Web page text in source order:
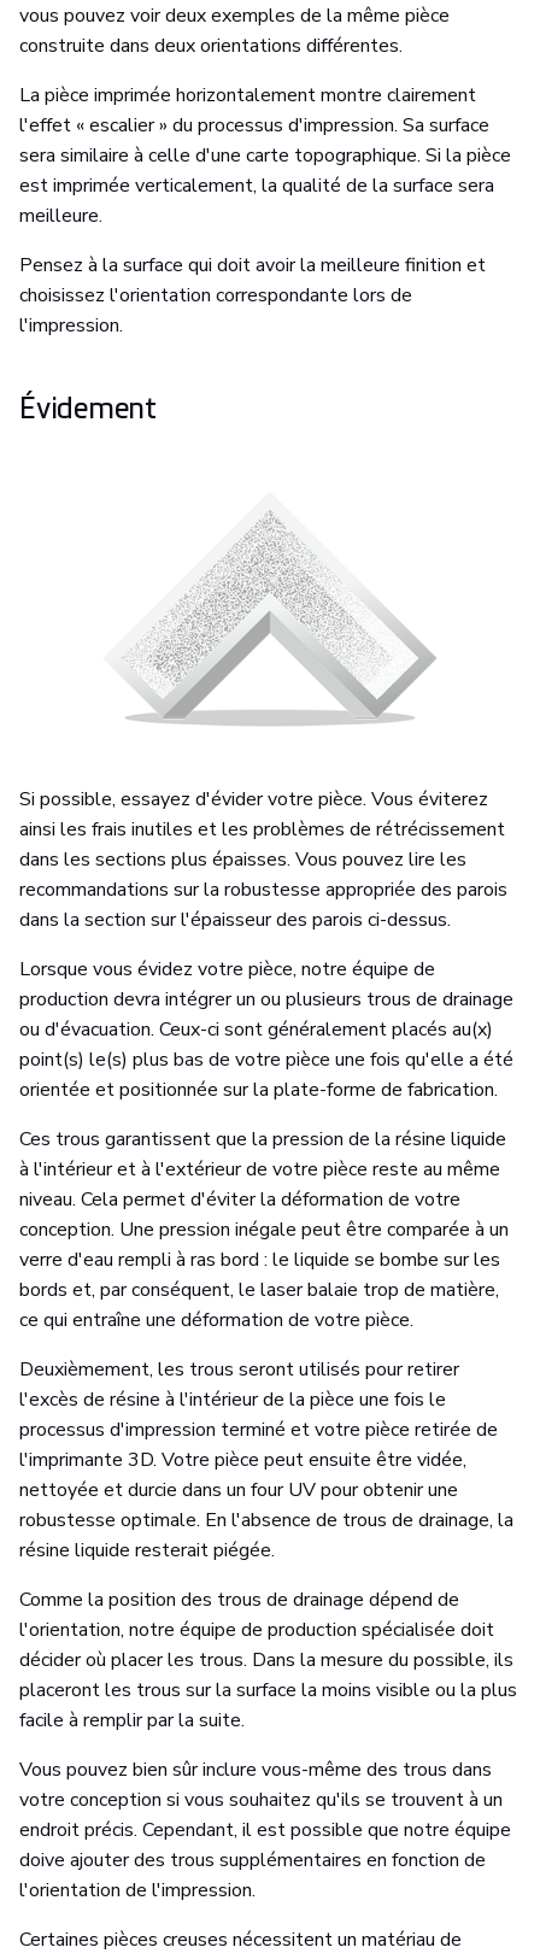
vous pouvez voir deux exemples de la même pièce
construite dans deux orientations différentes.
La pièce imprimée horizontalement montre clairement
l'effet « escalier » du processus d'impression. Sa surface
sera similaire à celle d'une carte topographique. Si la pièce
est imprimée verticalement, la qualité de la surface sera
meilleure.
Pensez à la surface qui doit avoir la meilleure finition et
choisissez l'orientation correspondante lors de
l'impression.
Évidement
Si possible, essayez d'évider votre pièce. Vous éviterez
ainsi les frais inutiles et les problèmes de rétrécissement
dans les sections plus épaisses. Vous pouvez lire les
recommandations sur la robustesse appropriée des parois
dans la section sur l'épaisseur des parois ci-dessus.
Lorsque vous évidez votre pièce, notre équipe de
production devra intégrer un ou plusieurs trous de drainage
ou d'évacuation. Ceux-ci sont généralement placés au(x)
point(s) le(s) plus bas de votre pièce une fois qu'elle a été
orientée et positionnée sur la plate-forme de fabrication.
Ces trous garantissent que la pression de la résine liquide
à l'intérieur et à l'extérieur de votre pièce reste au même
niveau. Cela permet d'éviter la déformation de votre
conception. Une pression inégale peut être comparée à un
verre d'eau rempli à ras bord : le liquide se bombe sur les
bords et, par conséquent, le laser balaie trop de matière,
ce qui entraîne une déformation de votre pièce.
Deuxièmement, les trous seront utilisés pour retirer
l'excès de résine à l'intérieur de la pièce une fois le
processus d'impression terminé et votre pièce retirée de
l'imprimante 3D. Votre pièce peut ensuite être vidée,
nettoyée et durcie dans un four UV pour obtenir une
robustesse optimale. En l'absence de trous de drainage, la
résine liquide resterait piégée.
Comme la position des trous de drainage dépend de
l'orientation, notre équipe de production spécialisée doit
décider où placer les trous. Dans la mesure du possible, ils
placeront les trous sur la surface la moins visible ou la plus
facile à remplir par la suite.
Vous pouvez bien sûr inclure vous-même des trous dans
votre conception si vous souhaitez qu'ils se trouvent à un
endroit précis. Cependant, il est possible que notre équipe
doive ajouter des trous supplémentaires en fonction de
l'orientation de l'impression.
Certaines pièces creuses nécessitent un matériau de